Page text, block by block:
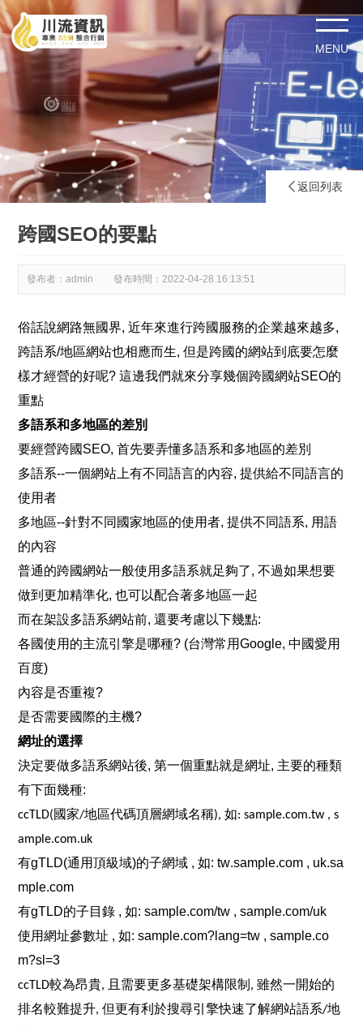
 返回列表
跨國SEO的要點
發布者：admin 發布時間：2022-04-28 16:13:51
俗話說網路無國界, 近年來進行跨國服務的企業越來越
跨語系/地區網站也相應而生, 但是跨國的網站到底要怎麼
樣才經營的好呢? 這邊我們就來分享幾個跨國網站SEO的
重點
多語系和多地區的差別
要經營跨國SEO, 首先要弄懂多語系和多地區的差別
多語系--一個網站上有不同語言的內容, 提供給不同語言的
使用者
多地區--針對不同國家地區的使用者, 提供不同語系, 用語
的內容
普通的跨國網站一般使用多語系就足夠了, 不過如果想要
做到更加精準化, 也可以配合著多地區一起
而在架設多語系網站前, 還要考慮以下幾點:
各國使用的主流引擎是哪種? (台灣常用Google, 中國愛用
百度)
內容是否重複?
是否需要國際的主機?
網址的選擇
決定要做多語系網站後, 第一個重點就是網址, 主要的種類
有下面幾種:
ccTLD(國家/地區代碼頂層網域名稱), 如: sample.com.tw , s
ample.com.uk
有gTLD(通用頂級域)的子網域 , 如: tw.sample.com , uk.sa
mple.com
有gTLD的子目錄 , 如: sample.com/tw , sample.com/uk
使用網址參數址 , 如: sample.com?lang=tw , sample.co
m?sl=3
ccTLD較為昂貴, 且需要更多基礎架構限制, 雖然一開始的
排名較難提升, 但更有利於搜尋引擎快速了解網站語系/地